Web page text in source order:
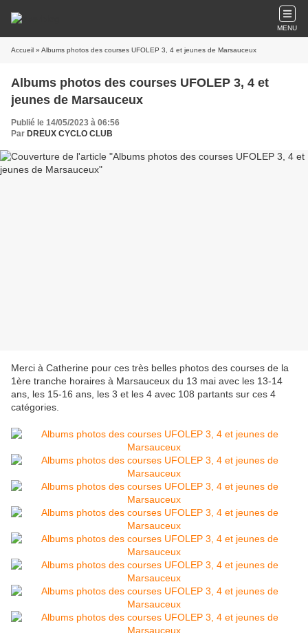
MENU
Accueil » Albums photos des courses UFOLEP 3, 4 et jeunes de Marsauceux
Albums photos des courses UFOLEP 3, 4 et
jeunes de Marsauceux
Publié le 14/05/2023 à 06:56
Par DREUX CYCLO CLUB
Merci à Catherine pour ces très belles photos des courses de la
1ère tranche horaires à Marsauceux du 13 mai avec les 13-14
ans, les 15-16 ans, les 3 et les 4 avec 108 partants sur ces 4
catégories.